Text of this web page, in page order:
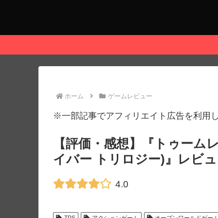
ホーム ゲームレビュー
※一部記事でアフィリエイト広告を利用
【評価・感想】『トゥー
イバー トリロジー)』レビ
4.0